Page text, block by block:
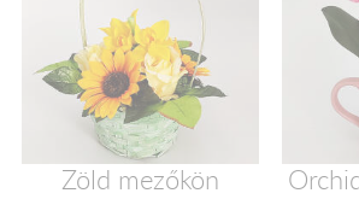
Zöld mezőkön